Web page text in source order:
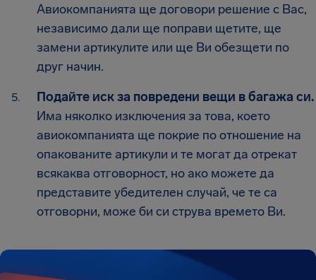
Авиокомпанията ще договори решение с Вас,
независимо дали ще поправи щетите, ще
замени артикулите или ще Ви обезщети по
друг начин.
Подайте иск за повредени вещи в багажа си.
Има няколко изключения за това, което
авиокомпанията ще покрие по отношение на
опакованите артикули и те могат да отрекат
всякаква отговорност, но ако можете да
представите убедителен случай, че те са
отговорни, може би си струва времето Ви.